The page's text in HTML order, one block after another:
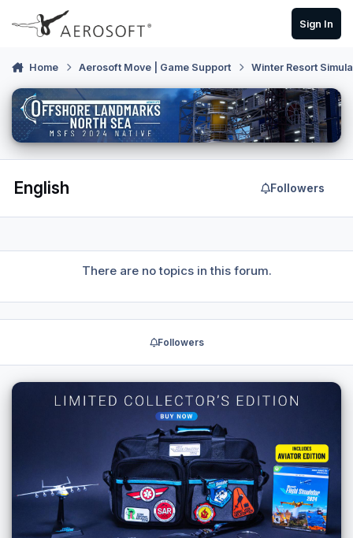
Skip to content
Sign In
Home Aerosoft Move | Game Support Winter Resort
English Followers
There are no topics in this forum.
Followers